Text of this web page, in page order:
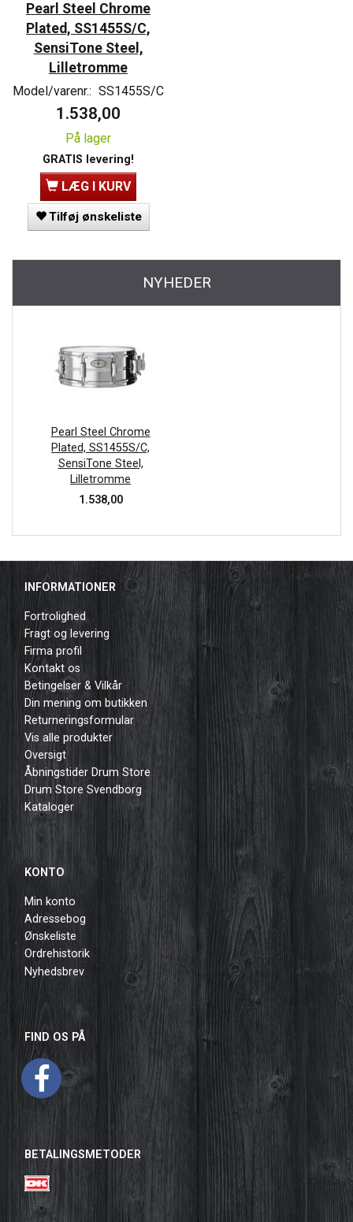
Pearl Steel Chrome
Plated, SS1455S/C,
SensiTone Steel,
Lilletromme
Model/varenr.: SS1455S/C
1.538,00
På lager
GRATIS levering!
LÆG I KURV
Tilføj ønskeliste
NYHEDER
Pearl Steel Chrome
Plated, SS1455S/C,
SensiTone Steel,
Lilletromme
1.538,00
INFORMATIONER
Fortrolighed
Fragt og levering
Firma profil
Kontakt os
Betingelser & Vilkår
Din mening om butikken
Returneringsformular
Vis alle produkter
Oversigt
Åbningstider Drum Store
Drum Store Svendborg
Kataloger
KONTO
Min konto
Adressebog
Ønskeliste
Ordrehistorik
Nyhedsbrev
FIND OS PÅ
BETALINGSMETODER